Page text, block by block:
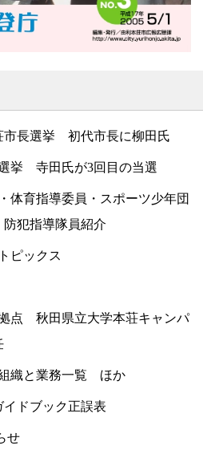
市長選挙 初代市長に柳田氏
挙 寺田氏が3回目の当選
体育指導委員・スポーツ少年団
犯指導隊員紹介
ピックス
点 秋田県立大学本荘キャンパ
織と業務一覧 ほか
イドブック正誤表
せ